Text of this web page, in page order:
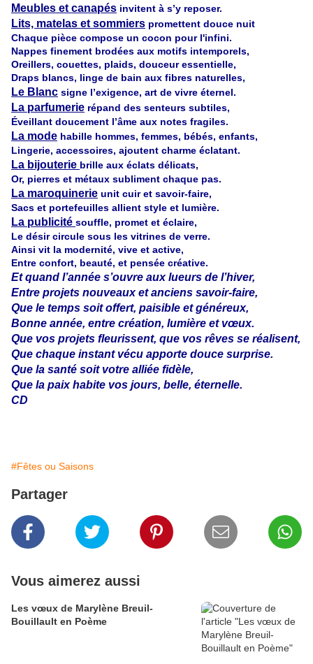
Meubles et canapés invitent à s’y reposer.
Lits, matelas et sommiers promettent douce nuit
Chaque pièce compose un cocon pour l'infini.
Nappes finement brodées aux motifs intemporels,
Oreillers, couettes, plaids, douceur essentielle,
Draps blancs, linge de bain aux fibres naturelles,
Le Blanc signe l’exigence, art de vivre éternel.
La parfumerie répand des senteurs subtiles,
Éveillant doucement l’âme aux notes fragiles.
La mode habille hommes, femmes, bébés, enfants,
Lingerie, accessoires, ajoutent charme éclatant.
La bijouterie brille aux éclats délicats,
Or, pierres et métaux subliment chaque pas.
La maroquinerie unit cuir et savoir-faire,
Sacs et portefeuilles allient style et lumière.
La publicité souffle, promet et éclaire,
Le désir circule sous les vitrines de verre.
Ainsi vit la modernité, vive et active,
Entre confort, beauté, et pensée créative.
Et quand l’année s’ouvre aux lueurs de l’hiver,
Entre projets nouveaux et anciens savoir-faire,
Que le temps soit offert, paisible et généreux,
Bonne année, entre création, lumière et vœux.
Que vos projets fleurissent, que vos rêves se réalisent,
Que chaque instant vécu apporte douce surprise.
Que la santé soit votre alliée fidèle,
Que la paix habite vos jours, belle, éternelle.
CD
#Fêtes ou Saisons
Partager
Vous aimerez aussi
Les vœux de Marylène Breuil-
Bouillault en Poème